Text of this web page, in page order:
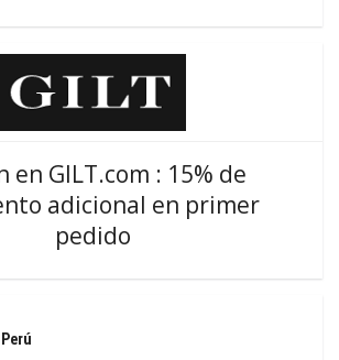
en GILT.com : 15% de
adicional en primer
pedido